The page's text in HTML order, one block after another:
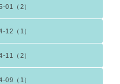
01（2）
12（1）
11（2）
09（1）